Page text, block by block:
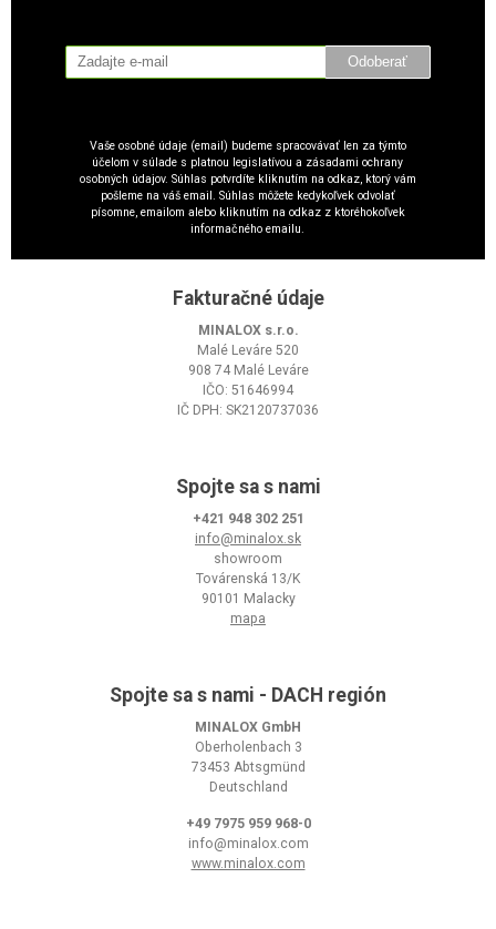
Odoberať
Vaše osobné údaje (email) budeme spracovávať len za týmto
účelom v súlade s platnou legislatívou a zásadami ochrany
osobných údajov. Súhlas potvrdíte kliknutím na odkaz, ktorý vám
pošleme na váš email. Súhlas môžete kedykoľvek odvolať
písomne, emailom alebo kliknutím na odkaz z ktoréhokoľvek
informačného emailu.
Fakturačné údaje
MINALOX s.r.o.
Malé Leváre 520
908 74 Malé Leváre
IČO: 51646994
IČ DPH: SK2120737036
Spojte sa s nami
+421 948 302 251
info@minalox.sk
showroom
Továrenská 13/K
90101 Malacky
mapa
Spojte sa s nami - DACH región
MINALOX GmbH
Oberholenbach 3
73453 Abtsgmünd
Deutschland
+49 7975 959 968-0
info@minalox.com
www.minalox.com